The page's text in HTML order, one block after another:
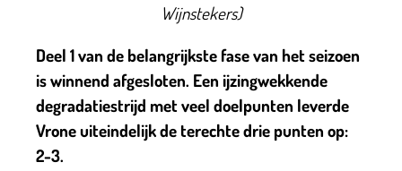
Wijnstekers)
Deel 1 van de belangrijkste fase van het seizoen
is winnend afgesloten. Een ijzingwekkende
degradatiestrijd met veel doelpunten leverde
Vrone uiteindelijk de terechte drie punten op:
2-3.